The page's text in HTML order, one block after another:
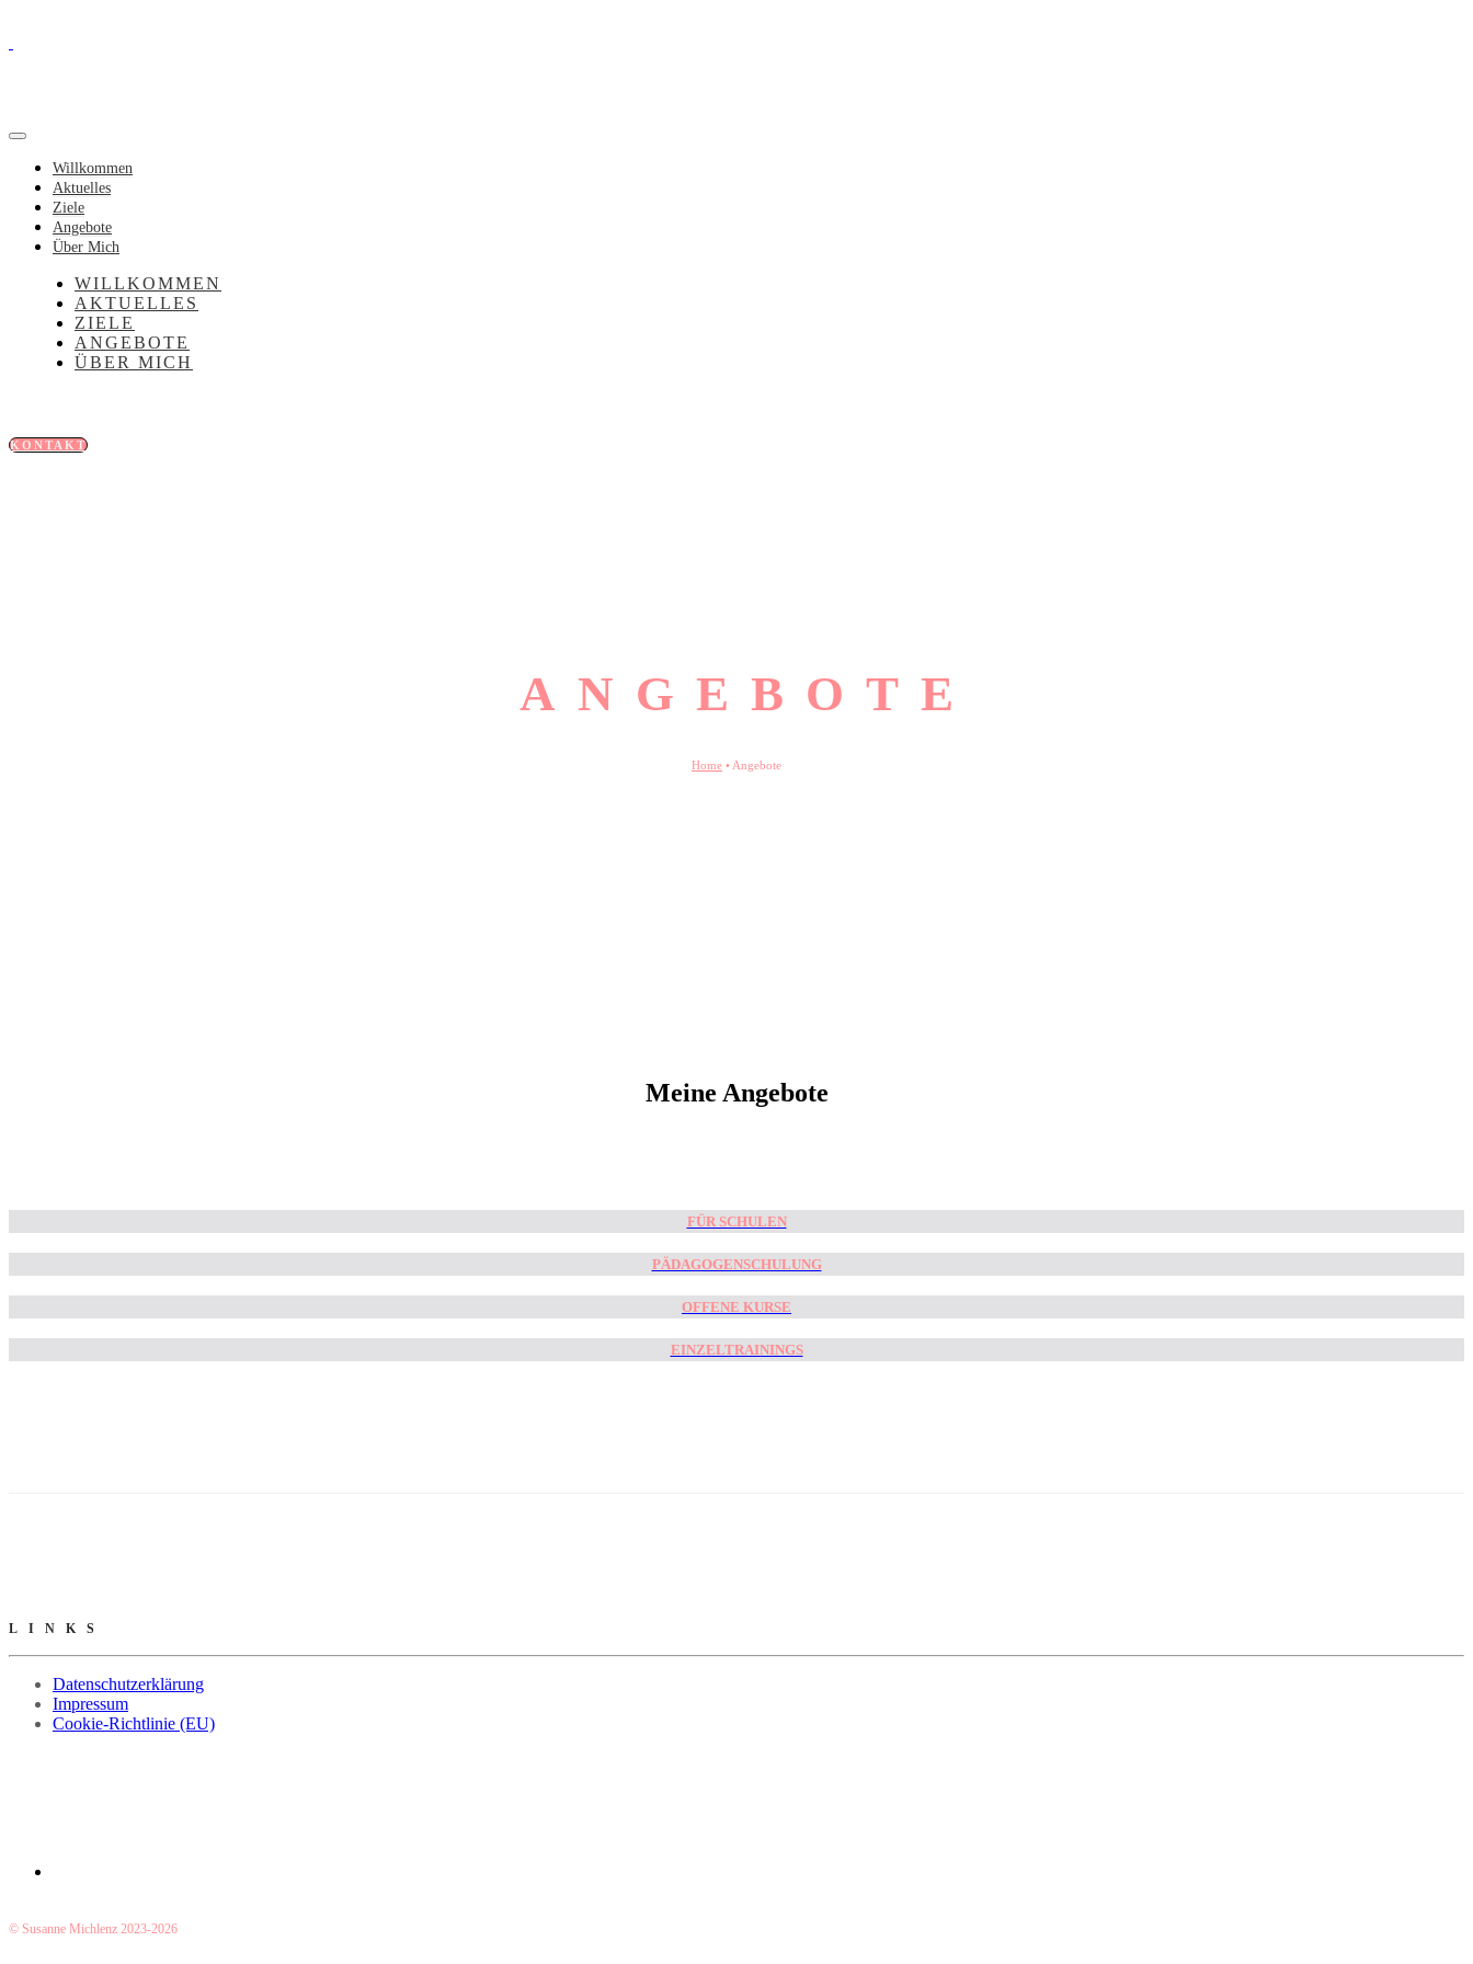
Willkommen
Aktuelles
Ziele
Angebote
Über Mich
WILLKOMMEN
AKTUELLES
ZIELE
ANGEBOTE
ÜBER MICH
KONTAKT
ANGEBOTE
Home • Angebote
Meine Angebote
FÜR SCHULEN
PÄDAGOGENSCHULUNG
OFFENE KURSE
EINZELTRAININGS
LINKS
Datenschutzerklärung
Impressum
Cookie-Richtlinie (EU)
© Susanne Michlenz 2023-2026